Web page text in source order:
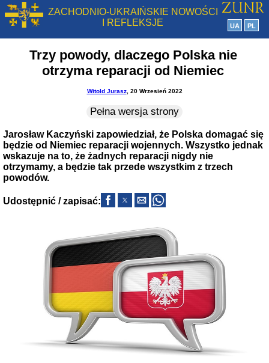
ZACHODNIO-UKRAIŃSKIE NOWOŚCI
I REFLEKSJE
UA PL
Trzy powody, dlaczego Polska nie
otrzyma reparacji od Niemiec
Witold Jurasz, 20 Wrzesień 2022
Pełna wersja strony
Jarosław Kaczyński zapowiedział, że Polska domagać się
będzie od Niemiec reparacji wojennych. Wszystko jednak
wskazuje na to, że żadnych reparacji nigdy nie
otrzymamy, a będzie tak przede wszystkim z trzech
powodów.
Udostępnić / zapisać: